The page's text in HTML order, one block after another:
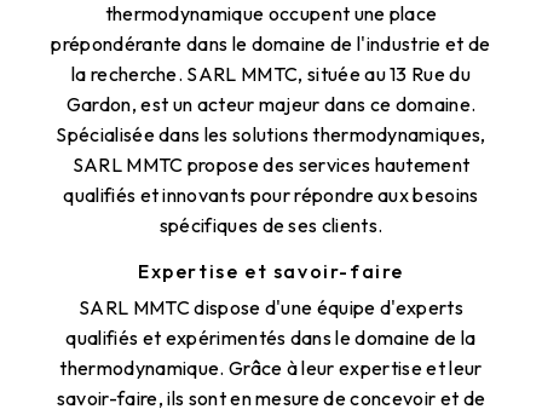
thermodynamique occupent une place
prépondérante dans le domaine de l'industrie et de
la recherche. SARL MMTC, située au 13 Rue du
Gardon, est un acteur majeur dans ce domaine.
Spécialisée dans les solutions thermodynamiques,
SARL MMTC propose des services hautement
qualifiés et innovants pour répondre aux besoins
spécifiques de ses clients.
Expertise et savoir-faire
SARL MMTC dispose d'une équipe d'experts
qualifiés et expérimentés dans le domaine de la
thermodynamique. Grâce à leur expertise et leur
savoir-faire, ils sont en mesure de concevoir et de